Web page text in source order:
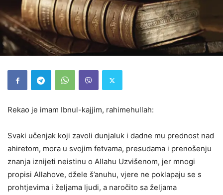
Rekao je imam Ibnul-kajjim, rahimehullah:
Svaki učenjak koji zavoli dunjaluk i dadne mu prednost nad
ahiretom, mora u svojim fetvama, presudama i prenošenju
znanja iznijeti neistinu o Allahu Uzvišenom, jer mnogi
propisi Allahove, džele š’anuhu, vjere ne poklapaju se s
prohtjevima i željama ljudi, a naročito sa željama